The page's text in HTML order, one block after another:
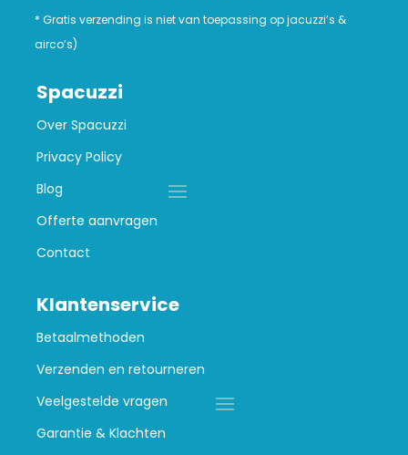
* Gratis verzending is niet van toepassing op jacuzzi’s &
airco’s)
Spacuzzi
Over Spacuzzi
Privacy Policy
Blog
Offerte aanvragen
Contact
Klantenservice
Betaalmethoden
Verzenden en retourneren
Veelgestelde vragen
Garantie & Klachten